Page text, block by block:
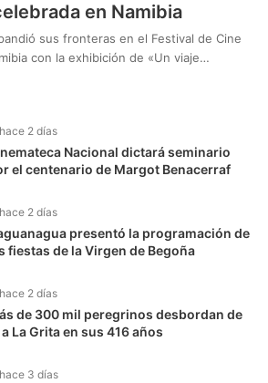
en Namibia
sus fronteras en el Festival de Cine
con la exhibición de «Un viaje…
hace 2 días
Nacional dictará seminario
el centenario de Margot Benacerraf
hace 2 días
presentó la programación de
fiestas de la Virgen de Begoña
hace 2 días
de 300 mil peregrinos desbordan de
La Grita en sus 416 años
hace 3 días